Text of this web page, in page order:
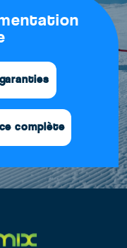
complète